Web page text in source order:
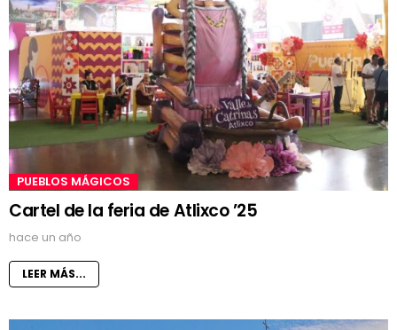
PUEBLOS MÁGICOS
Cartel de la feria de Atlixco ’25
hace un año
LEER MÁS...